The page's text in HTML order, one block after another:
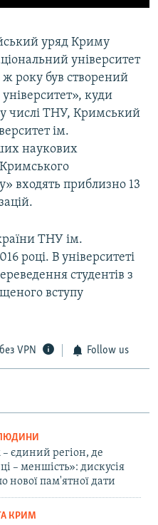
уряд Криму
університет
ж року був створений
куди
числі ТНУ, Кримський
ім.
наукових
входять приблизно 13
ТНУ ім.
році. В університеті
студентів з
вступу
VPN Follow us
єдиний регіон, де
– меншість»: дискусія
нової пам'ятної дати
КРИМ